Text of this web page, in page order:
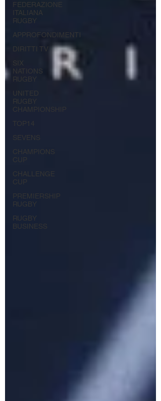
FEDERAZIONE
ITALIANA
RUGBY
APPROFONDIMENTI
DIRITTI TV
SIX
NATIONS
RUGBY
UNITED
RUGBY
CHAMPIONSHIP
TOP14
SEVENS
CHAMPIONS
CUP
CHALLENGE
CUP
PREMIERSHIP
RUGBY
RUGBY
BUSINESS